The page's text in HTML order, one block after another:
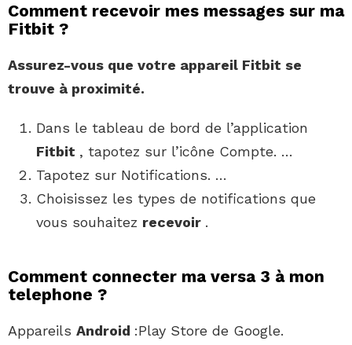
Comment recevoir mes messages sur ma
Fitbit ?
Assurez-vous que votre appareil Fitbit se
trouve à proximité.
Dans le tableau de bord de l’application
Fitbit , tapotez sur l’icône Compte. …
Tapotez sur Notifications. …
Choisissez les types de notifications que
vous souhaitez recevoir .
Comment connecter ma versa 3 à mon
telephone ?
Appareils Android :Play Store de Google.